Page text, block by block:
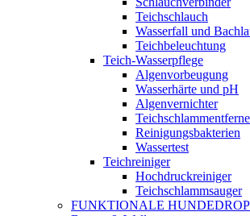
Teichschlauch
Wasserfall und
Teichbeleuchtung
Teich-Wasserpflege
Algenvorbeugung
Wasserhärte und pH
Algenvernichter
Reinigungsbakterien
Wassertest
Teichreiniger
Hochdruckreiniger
Teichschlammsauger
FUNKTIONALE